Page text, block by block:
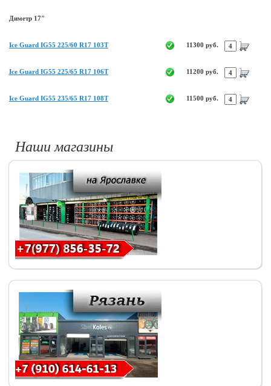
Диметр 17"
Ice Guard IG55 225/60 R17 103T 11300 руб.
Ice Guard IG55 225/65 R17 106T 11200 руб.
Ice Guard IG55 235/65 R17 108T 11500 руб.
Наши магазины